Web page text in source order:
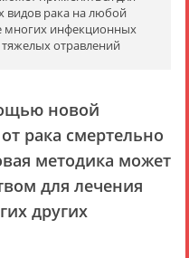
видов рака на любой
многих инфекционных
отравлений
новой
рака смертельно
методика может
для лечения
других